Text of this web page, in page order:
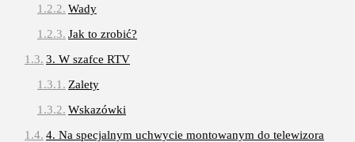
83 Artykułów
Ciekawostki
Edukacja i Nauka
Wady
Jak to zrobić?
3. W szafce RTV
Zalety
Wskazówki
4. Na specjalnym uchwycie montowanym do telewizora